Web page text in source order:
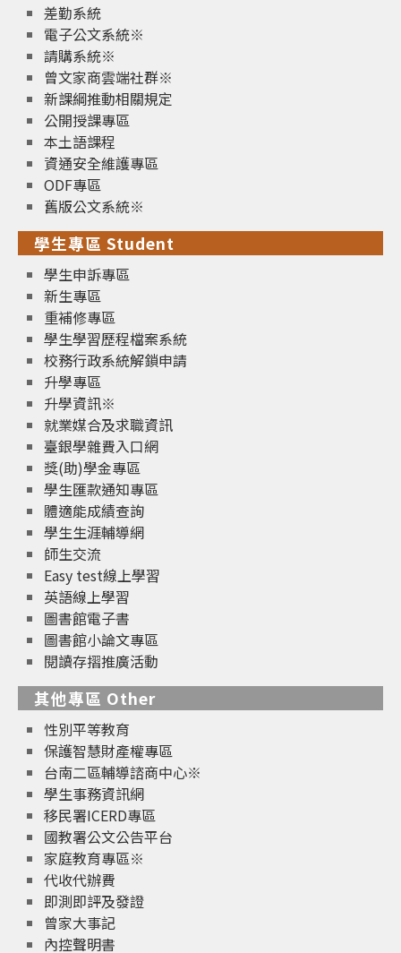
差勤系統
電子公文系統※
請購系統※
曾文家商雲端社群※
新課綱推動相關規定
公開授課專區
本土語課程
資通安全維護專區
ODF專區
舊版公文系統※
學生專區 Student
學生申訴專區
新生專區
重補修專區
學生學習歷程檔案系統
校務行政系統解鎖申請
升學專區
升學資訊※
就業媒合及求職資訊
臺銀學雜費入口網
獎(助)學金專區
學生匯款通知專區
體適能成績查詢
學生生涯輔導網
師生交流
Easy test線上學習
英語線上學習
圖書館電子書
圖書館小論文專區
閱讀存摺推廣活動
其他專區 Other
性別平等教育
保護智慧財產權專區
台南二區輔導諮商中心※
學生事務資訊網
移民署ICERD專區
國教署公文公告平台
家庭教育專區※
代收代辦費
即測即評及發證
曾家大事記
內控聲明書